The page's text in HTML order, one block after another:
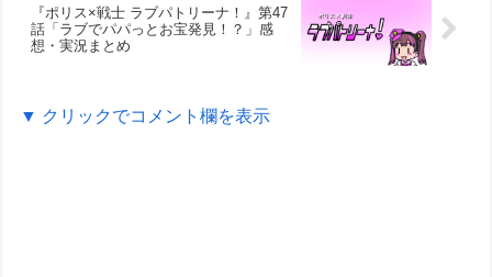
『ポリス×戦士 ラブパトリーナ！』第47
話「ラブでパパっとお宝発見！？」感
想・実況まとめ
▼ クリックでコメント欄を表示